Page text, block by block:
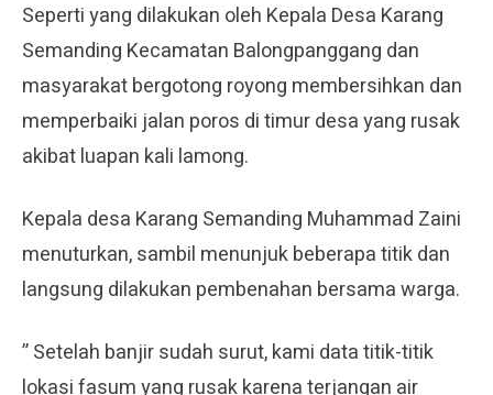
Seperti yang dilakukan oleh Kepala Desa Karang
Semanding Kecamatan Balongpanggang dan
masyarakat bergotong royong membersihkan dan
memperbaiki jalan poros di timur desa yang rusak
akibat luapan kali lamong.
Kepala desa Karang Semanding Muhammad Zaini
menuturkan, sambil menunjuk beberapa titik dan
langsung dilakukan pembenahan bersama warga.
” Setelah banjir sudah surut, kami data titik-titik
lokasi fasum yang rusak karena terjangan air